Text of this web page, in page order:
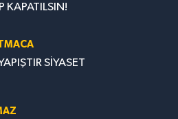
KAPATILSIN!
SİYASET